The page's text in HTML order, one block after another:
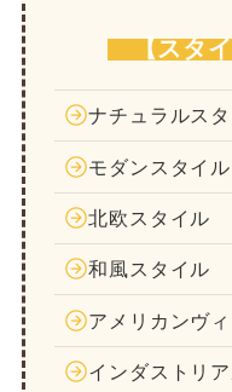
【スタ
ナチュラルス
モダンスタイル
北欧スタイル
和風スタイル
アメリカンヴ
インダストリ